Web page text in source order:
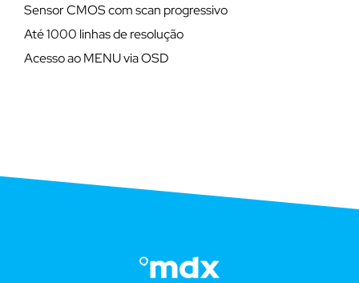
Sensor CMOS com scan progressivo
Até 1000 linhas de resolução
Acesso ao MENU via OSD